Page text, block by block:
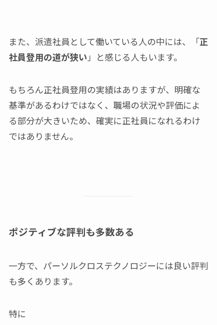
また、派遣社員として働いている人の中には、「正
社員登用の道が狭い 」と感じる人もいます。
もちろん正社員登用の実績はありますが、明確な
基準があるわけではなく、職場の状況や評価によ
る部分が大きいため、確実に正社員になれるわけ
ではありません。
ポジティブな評判も多数ある
一方で、パーソルクロステクノロジーには良い評判
も多くあります。
特に